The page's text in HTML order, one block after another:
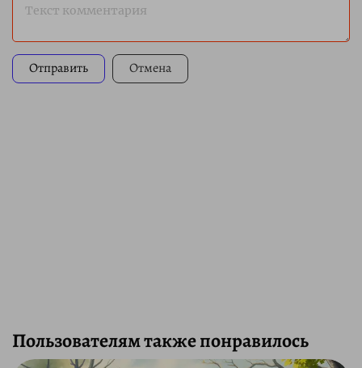
Текст комментария
Отправить Отмена
Пользователям также понравилось